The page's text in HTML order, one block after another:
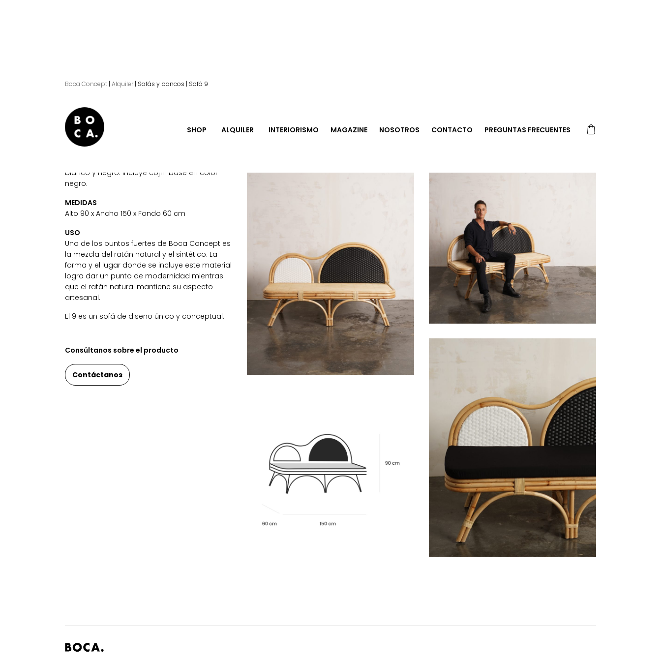
SHOP ALQUILER INTERIORISMO MAGAZINE NOSOTROS CONTACTO PREGUNTAS FRECUENTES
Boca Concept | Alquiler | Sofás y bancos | Sofá 9
Sofá 9.
blanco y negro. Incluye cojín base en color
negro.
MEDIDAS
Alto 90 x Ancho 150 x Fondo 60 cm
USO
Uno de los puntos fuertes de Boca Concept es
la mezcla del ratán natural y el sintético. La
forma y el lugar donde se incluye este material
logra dar un punto de modernidad mientras
que el ratán natural mantiene su aspecto
artesanal.
El 9 es un sofá de diseño único y conceptual.
Consúltanos sobre el producto
Contáctanos